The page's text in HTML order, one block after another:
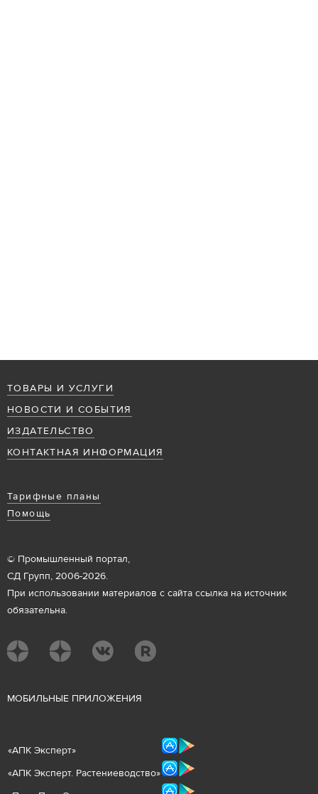
ТОВАРЫ И УСЛУГИ
НОВОСТИ И СОБЫТИЯ
ИЗДАТЕЛЬСТВО
КОНТАКТНАЯ ИНФОРМАЦИЯ
Тарифные планы
Помощь
© Промышленный портал,
СД Групп, 2006-2026.
При использовании материалов с сайта ссылка на источник
обязательна.
МОБИЛЬНЫЕ ПРИЛОЖЕНИЯ
«АПК Эксперт»
«АПК Эксперт. Растениеводство»